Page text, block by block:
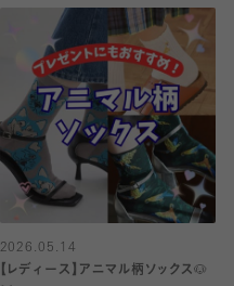
2026.05.14
【レディース】アニマル柄ソックス🐶